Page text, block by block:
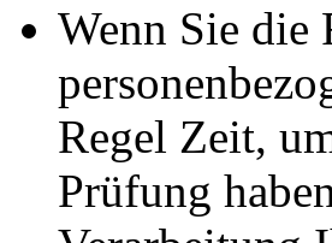
Wenn Sie die
Regel Zeit,
Prüfung